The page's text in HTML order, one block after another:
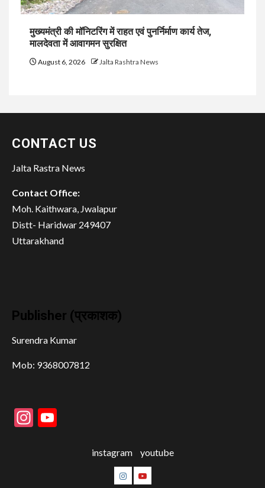
मुख्यमंत्री की मॉनिटरिंग में राहत एवं पुनर्निर्माण कार्य तेज,
मालदेवता में आवागमन सुरक्षित
August 6, 2026 Jalta Rashtra News
CONTACT US
Jalta Rastra News
Contact Office:
Moh. Kaithwara, Jwalapur
Distt- Haridwar 249407
Uttarakhand
Publisher (प्रकाशक)
Surendra Kumar
Mob: 9368007812
Instagram
instagram youtube
instagram
youtube